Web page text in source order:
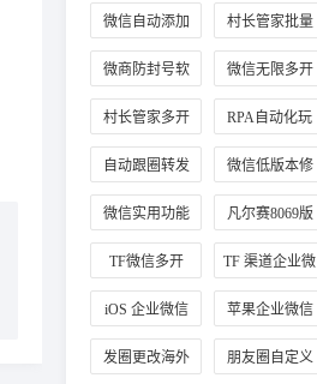
程
微信自动添加
客户好友
村长管家批量
加手机号
微商防封号软
件推荐
微信无限多开
正版
村长管家多开 RPA自动化玩
法
自动跟圈转发
技巧
微信低版本修
复教程
微信实用功能
插件
凡尔赛8069版
本
TF微信多开 TF 渠道企业微
信分身
iOS 企业微信
多开教程
苹果企业微信
分身
发圈更改海外 朋友圈自定义